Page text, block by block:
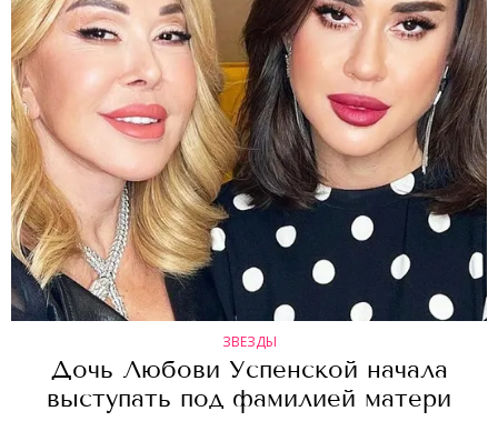
ЗВЕЗДЫ
Дочь Любови Успенской начала
выступать под фамилией матери